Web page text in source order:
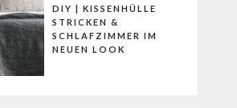
DIY | KISSENHÜLLE
STRICKEN &
SCHLAFZIMMER IM
NEUEN LOOK